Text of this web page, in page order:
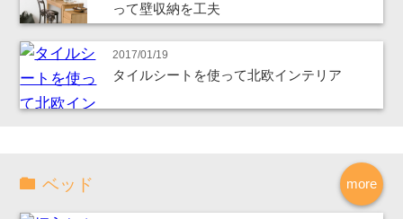
って壁収納を工夫
2017/01/19
タイルシートを使って北欧インテリア
more
ベッド